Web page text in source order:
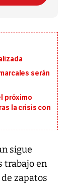
serán
próximo
la crisis con
sigue
trabajo en
zapatos